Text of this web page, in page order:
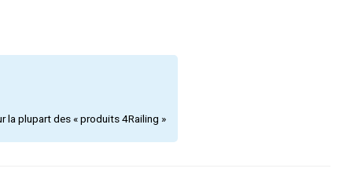
la plupart des « produits 4Railing »